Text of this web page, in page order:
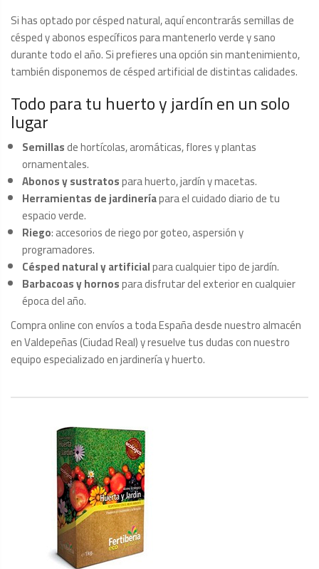
Si has optado por césped natural, aquí encontrarás semillas de
césped y abonos específicos para mantenerlo verde y sano
durante todo el año. Si prefieres una opción sin mantenimiento,
también disponemos de césped artificial de distintas calidades.
Todo para tu huerto y jardín en un solo
lugar
Semillasde hortícolas, aromáticas, flores y plantas
ornamentales.
Abonos y sustratospara huerto, jardín y macetas.
Herramientas de jardineríapara el cuidado diario de tu
espacio verde.
Riego: accesorios de riego por goteo, aspersión y
programadores.
Césped natural y artificialpara cualquier tipo de jardín.
Barbacoas y hornospara disfrutar del exterior en cualquier
época del año.
Compra online con envíos a toda España desde nuestro almacén
en Valdepeñas (Ciudad Real) y resuelve tus dudas con nuestro
equipo especializado en jardinería y huerto.